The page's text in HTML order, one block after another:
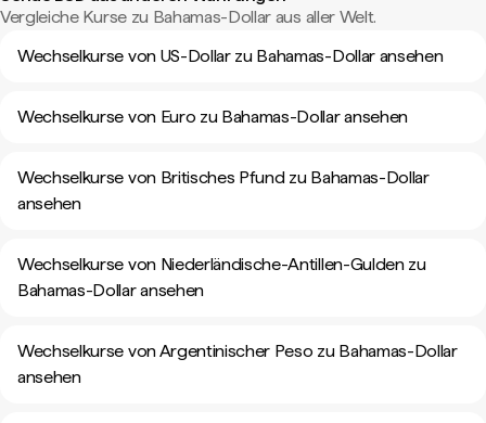
Vergleiche Kurse zu Bahamas-Dollar aus aller Welt.
Wechselkurse von US-Dollar zu Bahamas-Dollar ansehen
Wechselkurse von Euro zu Bahamas-Dollar ansehen
Wechselkurse von Britisches Pfund zu Bahamas-Dollar
ansehen
Wechselkurse von Niederländische-Antillen-Gulden zu
Bahamas-Dollar ansehen
Wechselkurse von Argentinischer Peso zu Bahamas-Dollar
ansehen